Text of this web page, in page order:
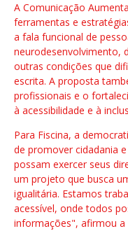
A Comunicação
ferramentas e
a fala funcional de
neurodesenvolvimento,
outras condições que
escrita. A proposta
profissionais e o
à acessibilidade e à
Para Fiscina, a
de promover cidadania
possam exercer seus
um projeto que busca
igualitária. Estamos
acessível, onde todos
informações", afirmou a